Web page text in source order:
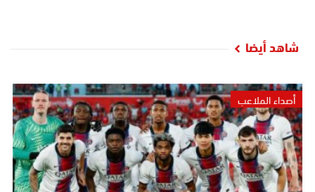
شاهد أيضا
أصداء الملاعب